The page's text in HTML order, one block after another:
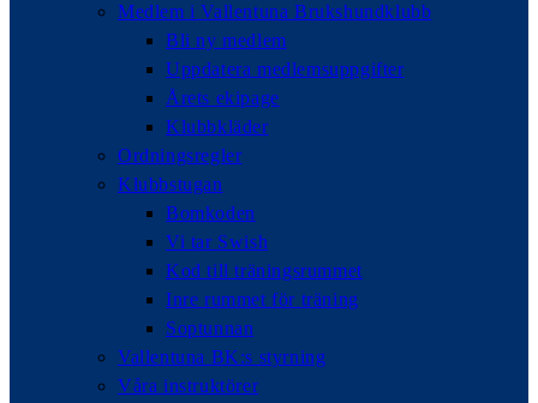
Medlem i Vallentuna Brukshundklubb
Bli ny medlem
Uppdatera medlemsuppgifter
Årets ekipage
Klubbkläder
Ordningsregler
Klubbstugan
Bomkoden
Vi tar Swish
Kod till träningsrummet
Inre rummet för träning
Soptunnan
Vallentuna BK:s styrning
Våra instruktörer